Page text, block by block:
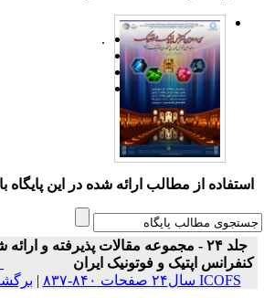
.
استفاده از مطالب ارائه شده در این پایگاه
جلد ۲۴ - مجموعه مقالات پذیرفته و
کنفرانس اپتیک و فوتونیک ایران
ICOFS سال۲۴ صفحات ۸۴۰-۸۳۷
|